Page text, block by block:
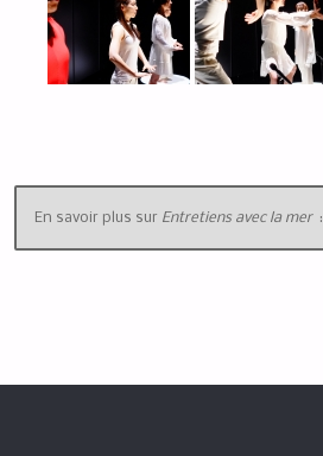
En savoir plus sur Entretiens avec la mer: